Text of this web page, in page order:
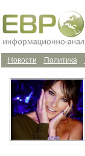
Политика
Новости